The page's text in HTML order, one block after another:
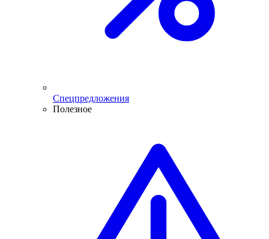
Спецпредложения
Полезное